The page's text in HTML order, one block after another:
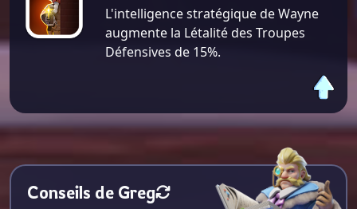
L'intelligence stratégique de Wayne
augmente la Létalité des Troupes
Défensives de 15%.
Conseils de Greg